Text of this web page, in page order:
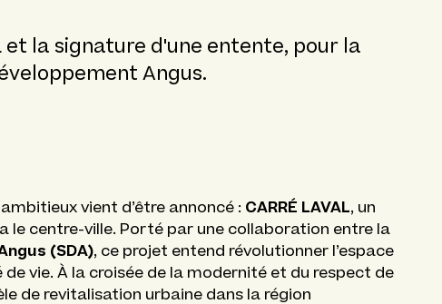
et la signature d'une entente, pour la
Angus.
vient d’être annoncé : CARRÉ LAVAL, un
le centre-ville. Porté par une collaboration entre la
(SDA), ce projet entend révolutionner l’espace
vie. À la croisée de la modernité et du respect de
de revitalisation urbaine dans la région